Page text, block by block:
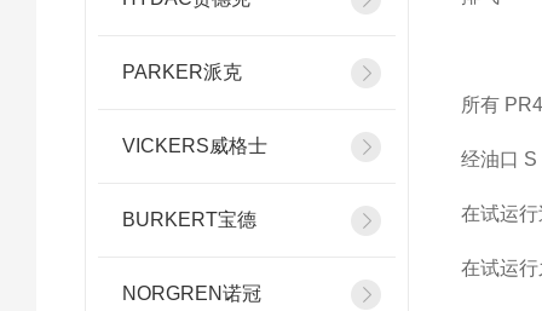
PARKER派克
VICKERS威格士
BURKERT宝德
NORGREN诺冠
所有
经油口
在试运
在试运